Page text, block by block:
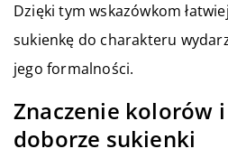
Dzięki tym wskazówkom
sukienkę do charakteru
jego formalności.
Znaczenie kolorów
doborze sukienki